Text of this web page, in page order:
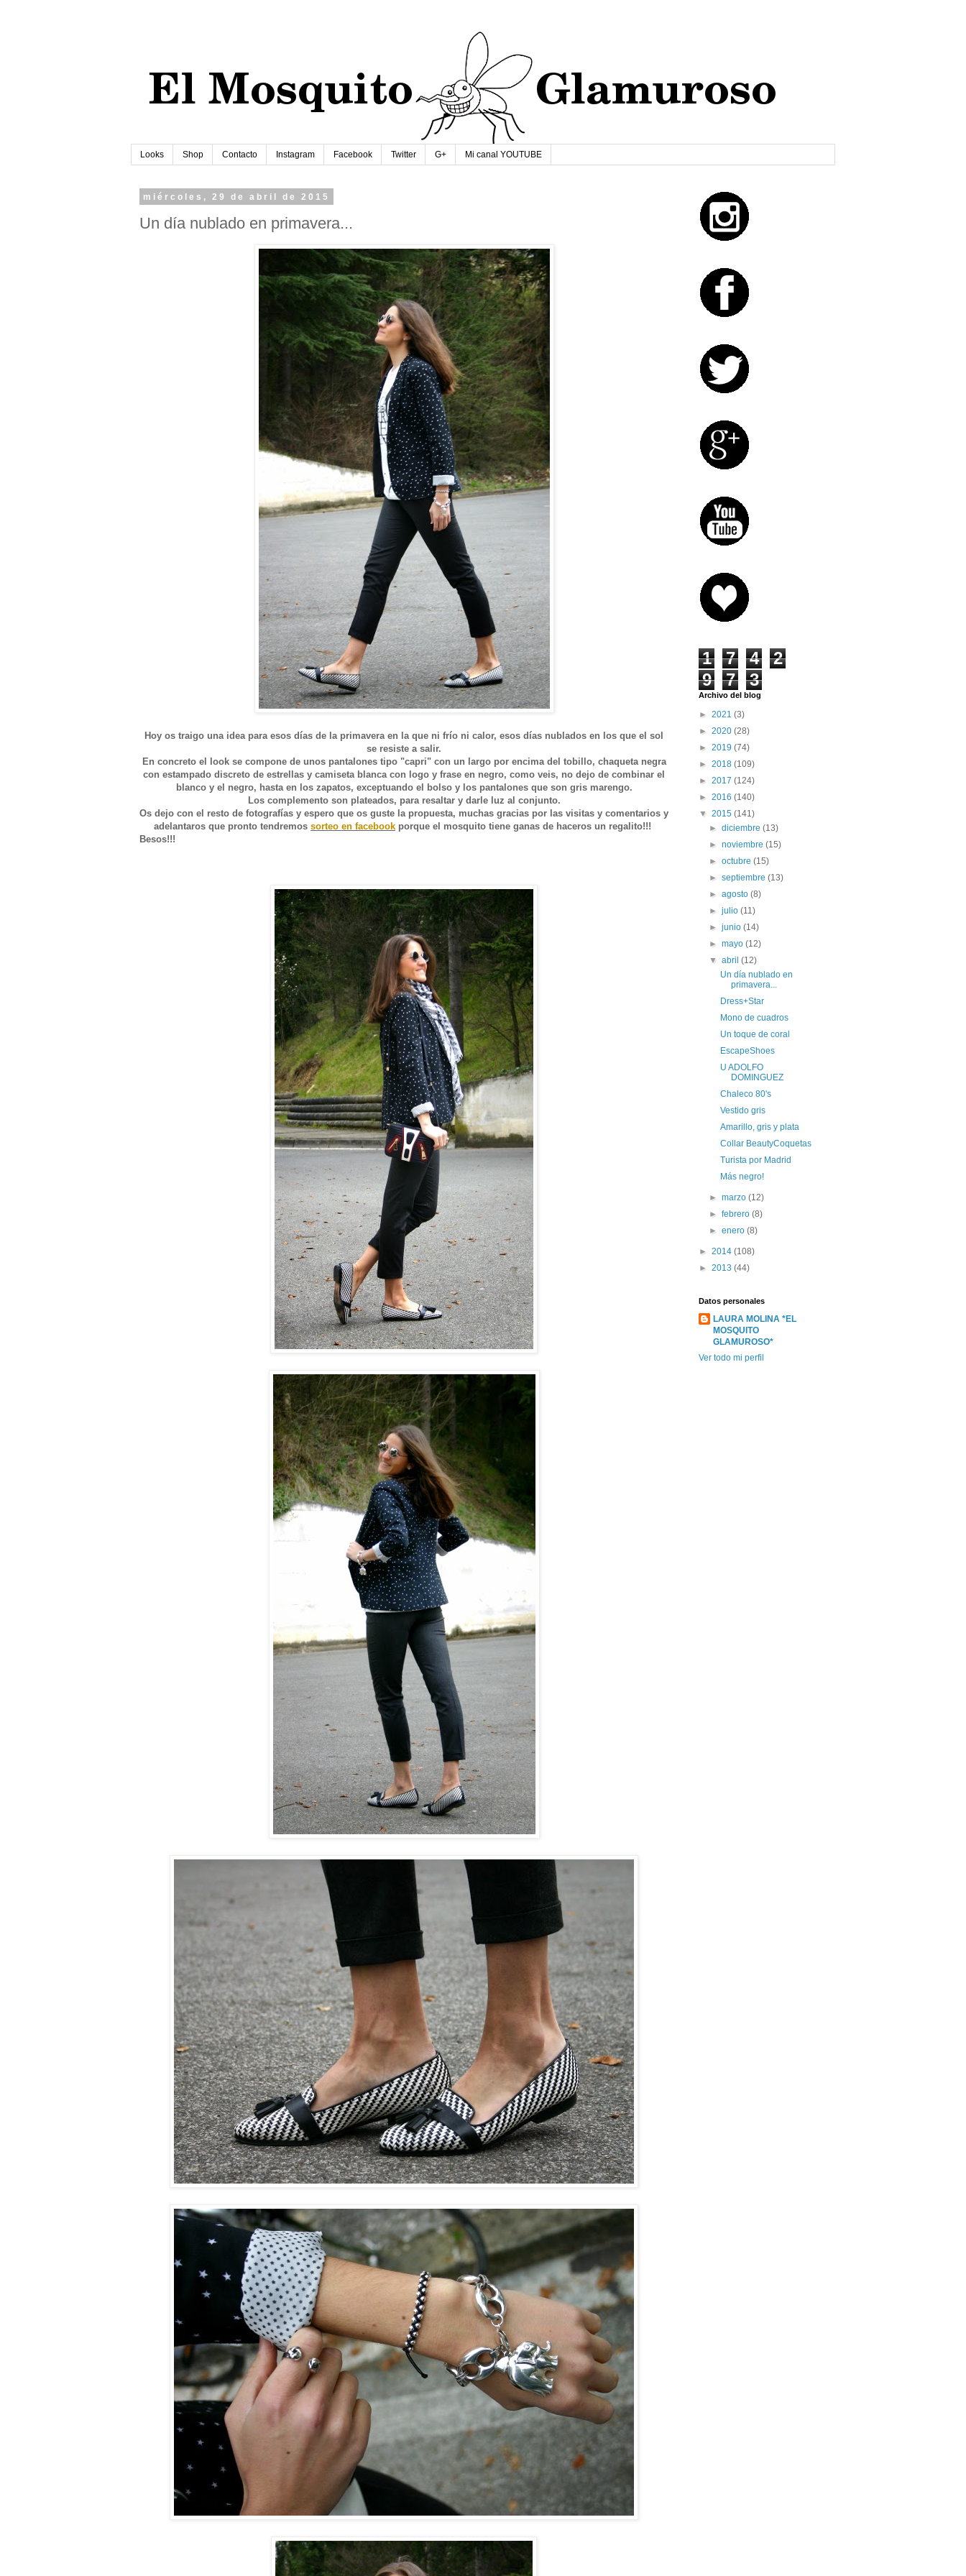
Looks Shop Contacto Instagram Facebook Twitter G+ Mi canal YOUTUBE
miércoles, 29 de abril de 2015
Un día nublado en primavera...
Hoy os traigo una idea para esos días de la primavera en la que ni frío ni calor, esos días nublados en los que el sol
se resiste a salir.
En concreto el look se compone de unos pantalones tipo "capri" con un largo por encima del tobillo, chaqueta negra
con estampado discreto de estrellas y camiseta blanca con logo y frase en negro, como veis, no dejo de combinar el
blanco y el negro, hasta en los zapatos, exceptuando el bolso y los pantalones que son gris marengo.
Los complemento son plateados, para resaltar y darle luz al conjunto.
Os dejo con el resto de fotografías y espero que os guste la propuesta, muchas gracias por las visitas y comentarios y
adelantaros que pronto tendremos sorteo en facebook porque el mosquito tiene ganas de haceros un regalito!!!
Besos!!!
1 7 4
2
9
7 3
Archivo del blog
► 2021 (3)
► 2020 (28)
► 2019 (74)
► 2018 (109)
► 2017 (124)
► 2016 (140)
▼ 2015 (141)
►diciembre(13)
►noviembre(15)
►octubre(15)
►septiembre(13)
►agosto(8)
►julio(11)
►junio(14)
►mayo(12)
▼abril(12)
Un día nublado en
primavera...
Dress+Star
Mono de cuadros
Un toque de coral
EscapeShoes
U ADOLFO
DOMINGUEZ
Chaleco 80's
Vestido gris
Amarillo, gris y plata
Collar BeautyCoquetas
Turista por Madrid
Más negro!
►marzo(12)
►febrero(8)
►enero(8)
► 2014 (108)
► 2013 (44)
Datos personales
LAURA MOLINA *EL
MOSQUITO
GLAMUROSO*
Ver todo mi perfil